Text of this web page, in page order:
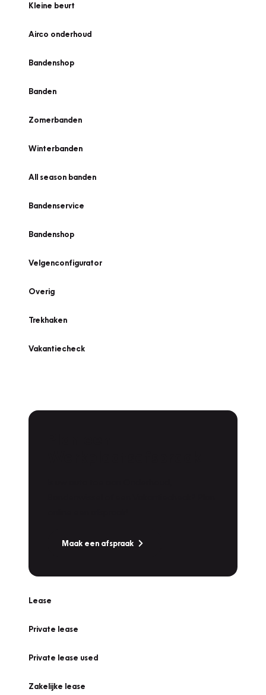
Kleine beurt
Airco onderhoud
Bandenshop
Banden
Zomerbanden
Winterbanden
All season banden
Bandenservice
Bandenshop
Velgenconfigurator
Overig
Trekhaken
Vakantiecheck
Maak een afspraak
Lease
Private lease
Private lease used
Zakelijke lease